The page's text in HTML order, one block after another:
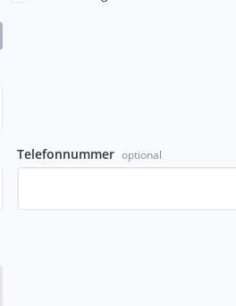
Telefonnummer optional